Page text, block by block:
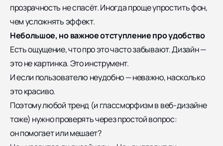
прозрачность не спасёт. Иногда проще упростить фон,
чем усложнять эффект.
Небольшое, но важное отступление про удобство
Есть ощущение, что про это часто забывают. Дизайн —
это не картинка. Это инструмент.
И если пользователю неудобно — неважно, насколько
это красиво.
Поэтому любой тренд (и глассморфизм в веб-дизайне
тоже) нужно проверять через простой вопрос:
он помогает или мешает?